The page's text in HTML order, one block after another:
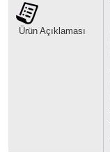
Ürün Açıklaması